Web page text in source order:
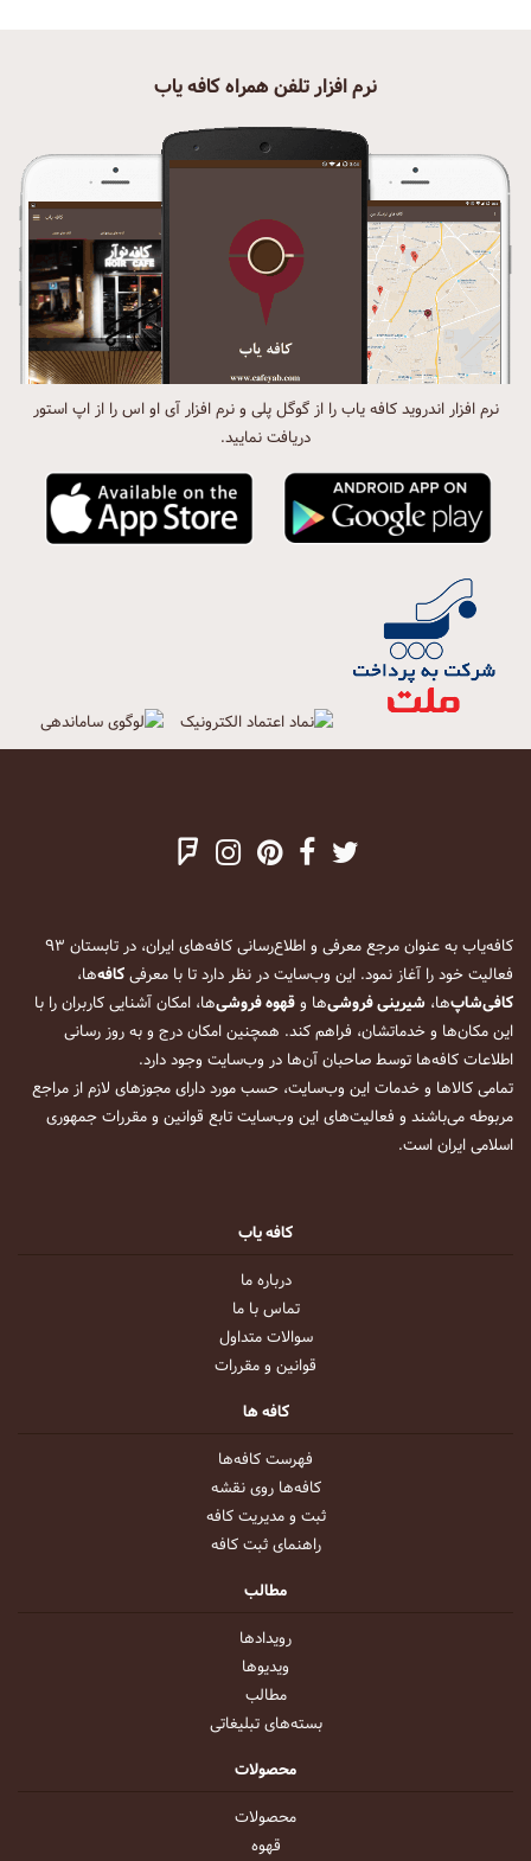
نرم افزار تلفن همراه کافه یاب
نرم افزار اندروید کافه یاب را از گوگل پلی و نرم افزار آی او اس را از اپ استور
دریافت نمایید.
کافه‌یاب به عنوان مرجع معرفی و اطلاع‌رسانی کافه‌های ایران، در تابستان ۹۳
فعالیت خود را آغاز نمود. این وب‌سایت در نظر دارد تا با معرفیکافه‌ها،
کافی‌شاپ‌ها، شیرینی فروشی‌ها وقهوه فروشی‌ها، امکان آشنایی کاربران را با
این مکان‌ها و خدماتشان، فراهم کند. همچنین امکان درج و به روز رسانی
اطلاعات کافه‌ها توسط صاحبان آن‌ها در وب‌سایت وجود دارد.
تمامی کالاها و خدمات این وب‌سایت، حسب مورد دارای مجوزهای لازم از مراجع
مربوطه می‌باشند و فعالیت‌های این وب‌سایت تابع قوانین و مقررات جمهوری
اسلامی ایران است.
کافه یاب
درباره ما
تماس با ما
سوالات متداول
قوانین و مقررات
کافه ها
فهرست کافه‌ها
کافه‌ها روی نقشه
ثبت و مدیریت کافه
راهنمای ثبت کافه
مطالب
رویداد‌ها
ویدیو‌ها
مطالب
بسته‌های تبلیغاتی
محصولات
محصولات
قهوه